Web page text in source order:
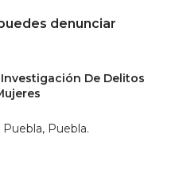
denunciar
De Delitos
Puebla, Puebla.